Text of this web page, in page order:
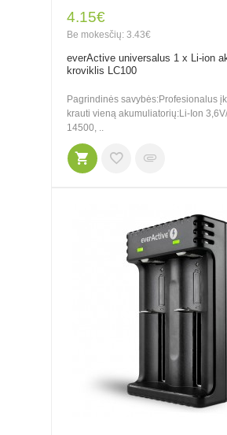
4.15€
Be mokesčių: 3.43€
everActive universalus 1 x Li-ion
kroviklis LC100
Pagrindinės savybės:Profesionalus
krauti vieną akumuliatorių:Li-Ion
14500, ..